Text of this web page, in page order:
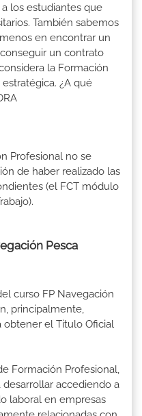
los estudiantes que
También sabemos
en encontrar un
un contrato
la Formación
¿A qué
Profesional no se
de haber realizado las
(el FCT módulo
Pesca
curso FP Navegación
principalmente,
el Titulo Oficial
Formación Profesional,
accediendo a
laboral en empresas